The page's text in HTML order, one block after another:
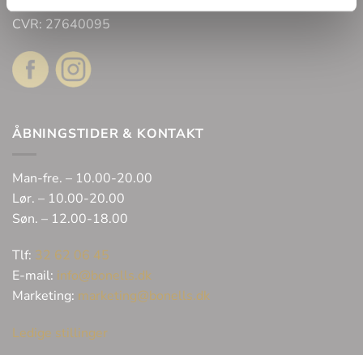
2300 København
CVR: 27640095
ÅBNINGSTIDER & KONTAKT
Man-fre. – 10.00-20.00
Lør. – 10.00-20.00
Søn. – 12.00-18.00
Tlf: 32 62 06 45
E-mail: info@bonells.dk
Marketing: marketing@bonells.dk
Ledige stillinger